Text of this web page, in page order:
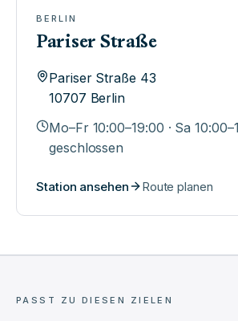
BERLIN
Pariser Straße
Pariser Straße 43
10707 Berlin
Mo–Fr 10:00–19:00 · Sa
geschlossen
Station ansehen Route planen
PASST ZU DIESEN ZIELEN